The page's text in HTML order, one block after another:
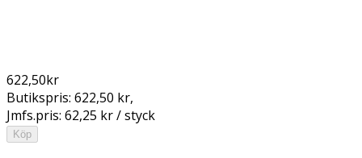
622,50kr
Butikspris: 622,50 kr,
Jmfs.pris: 62,25 kr / styck
Köp